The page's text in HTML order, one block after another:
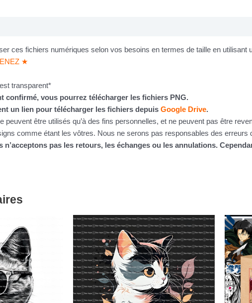
ces fichiers numériques selon vos besoins en termes de taille en utilisant
★
transparent*
confirmé, vous pourrez télécharger les fichiers PNG.
un lien pour télécharger les fichiers depuis Google Drive.
peuvent être utilisés qu’à des fins personnelles, et ne peuvent pas être
comme étant les vôtres. Nous ne serons pas responsables des erreurs
n’acceptons pas les retours, les échanges ou les annulations.